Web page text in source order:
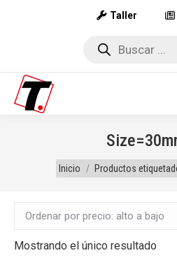
Taller
Búsqueda
Estás aquí:
Inicio Productos
Mostrando el único resultado